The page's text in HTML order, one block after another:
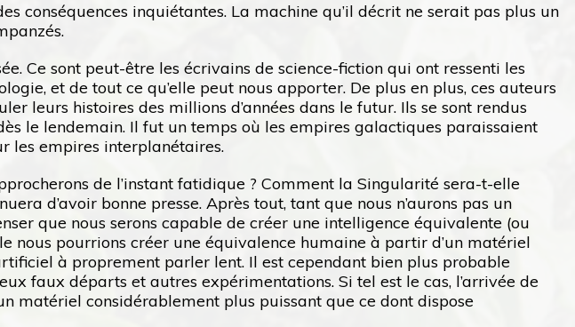
conséquences inquiétantes. La machine qu’il décrit ne serait pas plus un
Ce sont peut-être les écrivains de science-fiction qui ont ressenti les
et de tout ce qu’elle peut nous apporter. De plus en plus, ces auteurs
leurs histoires des millions d’années dans le futur. Ils se sont rendus
le lendemain. Il fut un temps où les empires galactiques paraissaient
les empires interplanétaires.
de l’instant fatidique ? Comment la Singularité sera-t-elle
d’avoir bonne presse. Après tout, tant que nous n’aurons pas un
que nous serons capable de créer une intelligence équivalente (ou
nous pourrions créer une équivalence humaine à partir d’un matériel
à proprement parler lent. Il est cependant bien plus probable
faux départs et autres expérimentations. Si tel est le cas, l’arrivée de
matériel considérablement plus puissant que ce dont dispose